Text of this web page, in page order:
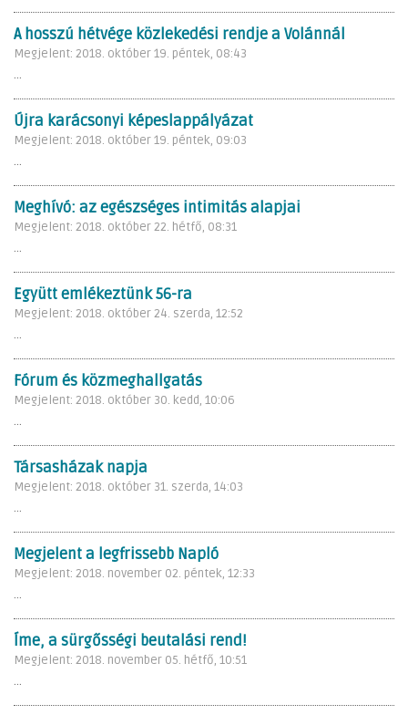
A hosszú hétvége közlekedési rendje a Volánnál
Megjelent: 2018. október 19. péntek, 08:43
...
Újra karácsonyi képeslappályázat
Megjelent: 2018. október 19. péntek, 09:03
...
Meghívó: az egészséges intimitás alapjai
Megjelent: 2018. október 22. hétfő, 08:31
...
Együtt emlékeztünk 56-ra
Megjelent: 2018. október 24. szerda, 12:52
...
Fórum és közmeghallgatás
Megjelent: 2018. október 30. kedd, 10:06
...
Társasházak napja
Megjelent: 2018. október 31. szerda, 14:03
...
Megjelent a legfrissebb Napló
Megjelent: 2018. november 02. péntek, 12:33
...
Íme, a sürgősségi beutalási rend!
Megjelent: 2018. november 05. hétfő, 10:51
...